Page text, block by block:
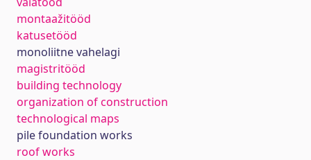
montaažitööd
katusetööd
monoliitne vahelagi
magistritööd
building technology
organization of construction
technological maps
pile foundation works
roof works